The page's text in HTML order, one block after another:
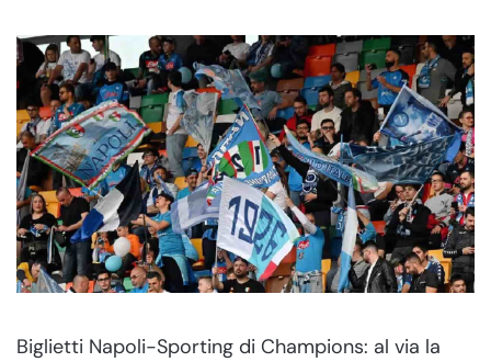
Biglietti Napoli-Sporting di Champions: al via la